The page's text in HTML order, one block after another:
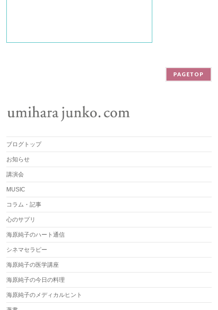
PAGETOP
ブログトップ
お知らせ
講演会
MUSIC
コラム・記事
心のサプリ
海原純子のハート通信
シネマセラピー
海原純子の医学講座
海原純子の今日の料理
海原純子のメディカルヒント